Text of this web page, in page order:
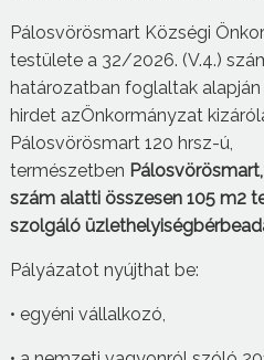
Pálosvörösmart Községi
testülete a 32/2026. (V.4.)
határozatban foglaltak
hirdet azÖnkormányzat
Pálosvörösmart 120 hrsz-ú,
természetben
szám alatti összesen 105 m2
szolgáló üzlethelyiség
Pályázatot nyújthat be:
• egyéni vállalkozó,